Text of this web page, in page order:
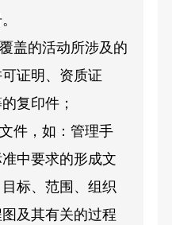
盖的活动所涉及的
证明、资质证
复印件；
件，如：管理手
中要求的形成文
标、范围、组织
及其有关的过程